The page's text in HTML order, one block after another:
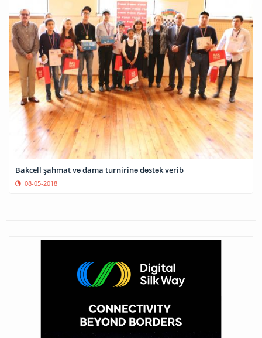
Bakcell şahmat və dama turnirinə dəstək verib
08-05-2018